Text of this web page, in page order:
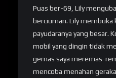
Puas ber-69, Lily
berciuman. Lily membuka
payudaranya yang besar.
mobil yang dingin tidak
gemas saya meremas-
mencoba menahan